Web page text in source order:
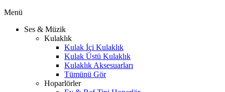
Menü
Ses & Müzik
Kulaklık
Kulak İçi Kulaklık
Kulak Üstü Kulaklık
Kulaklık Aksesuarları
Tümünü Gör
Hoparlörler